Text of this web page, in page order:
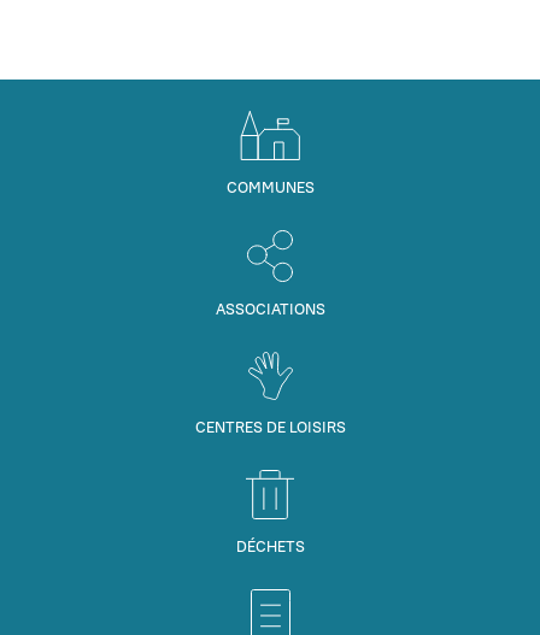
COMMUNES
ASSOCIATIONS
CENTRES DE LOISIRS
DÉCHETS